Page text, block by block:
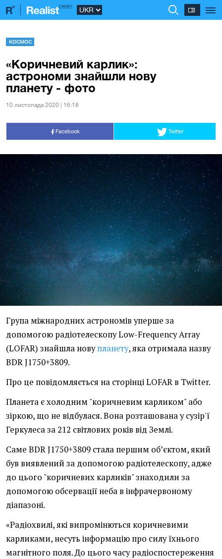
КОСМОС
«Коричневий карлик»:
астрономи знайшли нову
планету - фото
10 листопада 2020 | 16:18
Facebook Twitter
Група міжнародних астрономів уперше за
допомогою радіотелескопу Low-Frequency Array
(LOFAR) знайшла новупланету, яка отримала назву
BDR J1750+3809.
Про це повідомляється на сторінці LOFAR в Twitter.
Планета є холодним "коричневим карликом" або
зіркою, що не відбулася. Вона розташована у сузір'ї
Геркулеса за 212 світлових років від Землі.
Саме BDR J1750+3809 стала першим об’єктом, який
був виявлений за допомогою радіотелескопу, адже
до цього "коричневих карликів" знаходили за
допомогою обсервації неба в інфрачервоному
діапазоні.
«Радіохвилі, які випромінються коричневими
карликами, несуть інформацію про силу їхнього
магнітного поля. До цього часу радіоспостереження